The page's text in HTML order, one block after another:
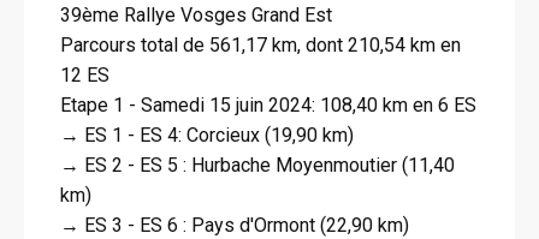
39ème Rallye Vosges Grand Est
Parcours total de 561,17 km, dont 210,54 km en
12 ES
Etape 1 - Samedi 15 juin 2024: 108,40 km en 6 ES
→ ES 1 - ES 4: Corcieux (19,90 km)
→ ES 2 - ES 5 : Hurbache Moyenmoutier (11,40
km)
→ ES 3 - ES 6 : Pays d'Ormont (22,90 km)